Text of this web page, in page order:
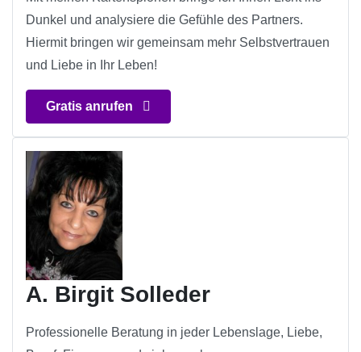
Dunkel und analysiere die Gefühle des Partners.
Hiermit bringen wir gemeinsam mehr Selbstvertrauen
und Liebe in Ihr Leben!
Gratis anrufen
A. Birgit Solleder
Professionelle Beratung in jeder Lebenslage, Liebe,